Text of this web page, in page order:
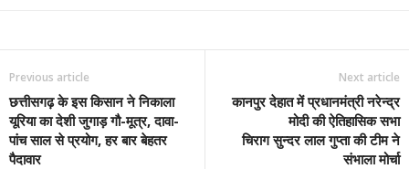
Previous article
छत्तीसगढ़ के इस किसान ने निकाला
यूरिया का देशी जुगाड़ गौ-मूत्र, दावा-
पांच साल से प्रयोग, हर बार बेहतर
पैदावार
Next article
कानपुर देहात में प्रधानमंत्री नरेन्द्र
मोदी की ऐतिहासिक सभा
चिराग सुन्दर लाल गुप्ता की टीम ने
संभाला मोर्चा